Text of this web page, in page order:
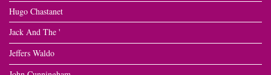
Hugo Chastanet
Jack And The '
Jeffers Waldo